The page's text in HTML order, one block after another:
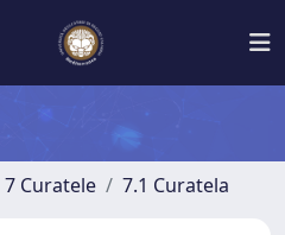
7 Curatele 7.1 Curatela